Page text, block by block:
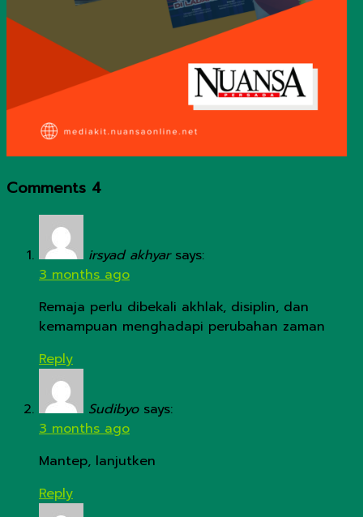
Comments 4
irsyad akhyar says:
3 months ago
Remaja perlu dibekali akhlak, disiplin, dan
kemampuan menghadapi perubahan zaman
Reply
Sudibyo says:
3 months ago
Mantep, lanjutken
Reply